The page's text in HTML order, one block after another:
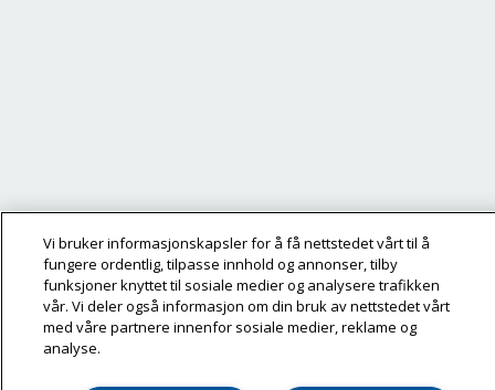
Vi bruker informasjonskapsler for å få nettstedet vårt til å
fungere ordentlig, tilpasse innhold og annonser, tilby
funksjoner knyttet til sosiale medier og analysere trafikken
vår. Vi deler også informasjon om din bruk av nettstedet vårt
med våre partnere innenfor sosiale medier, reklame og
analyse.